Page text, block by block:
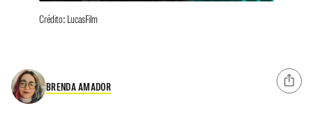
Crédito: LucasFilm
BRENDA AMADOR